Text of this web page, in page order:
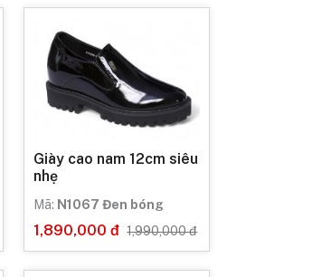
Giày cao nam 12cm siêu
nhẹ
Mã: N1067 Đen bóng
1,890,000 đ 1,990,000 đ